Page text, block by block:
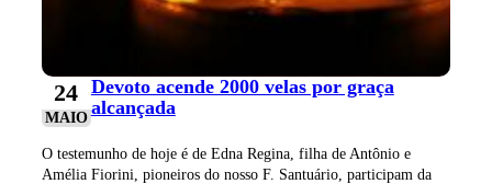
24
MAIO
Devoto acende 2000 velas por graça
alcançada
O testemunho de hoje é de Edna Regina, filha de Antônio e
Amélia Fiorini, pioneiros do nosso F. Santuário, participam da